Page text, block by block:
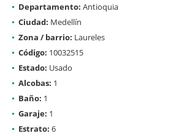
Departamento: Antioquia
Ciudad: Medellín
Zona / barrio: Laureles
Código: 10032515
Estado: Usado
Alcobas: 1
Baño: 1
Garaje: 1
Estrato: 6